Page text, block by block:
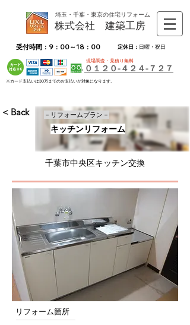
埼玉・千葉・東京の住宅リフォーム
株式会社 建築工房
受付時間：9：00～18：00 定休日： 日曜・祝日
現場調査・見積り無料
０１２０-４２４-７２７
※カード支払いは30万までのお支払いが対象になります。
< Back
キッチンリフォーム
－リフォームプラン－
千葉市中央区キッチン交換
リフォーム箇所